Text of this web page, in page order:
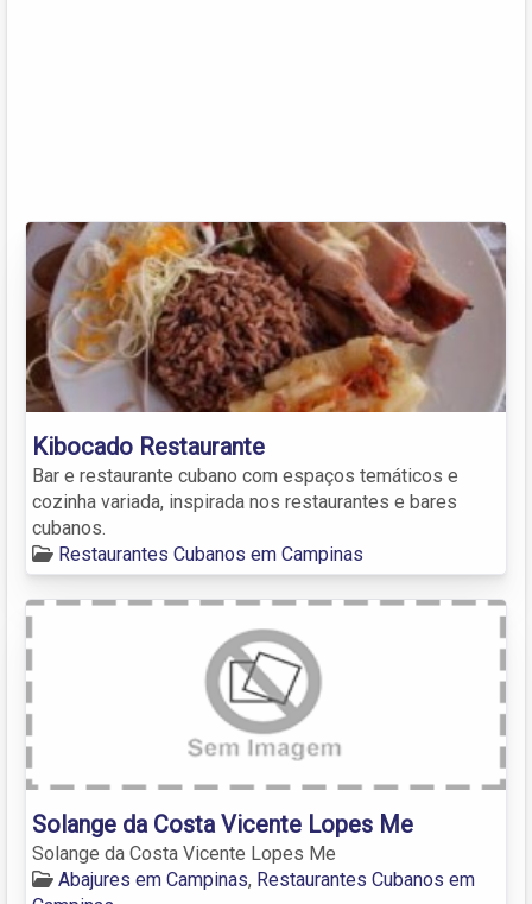
Kibocado Restaurante
Bar e restaurante cubano com espaços temáticos e
cozinha variada, inspirada nos restaurantes e bares
cubanos.
Restaurantes Cubanos em Campinas
Solange da Costa Vicente Lopes Me
Solange da Costa Vicente Lopes Me
Abajures em Campinas, Restaurantes Cubanos em